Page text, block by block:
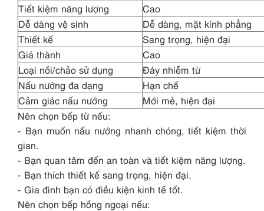
Tiết kiệm năng lượng
Cao
Dễ dàng vệ sinh
Dễ dàng, mặt kính phẳng
Thiết kế
Sang trọng, hiện đại
Giá thành
Cao
Loại nồi/chảo sử dụng
Đáy nhiễm từ
Nấu nướng đa dạng
Hạn chế
Cảm giác nấu nướng
Mới mẻ, hiện đại
Nên chọn bếp từ nếu:
- Bạn muốn nấu nướng nhanh chóng, tiết kiệm thời
gian.
- Bạn quan tâm đến an toàn và tiết kiệm năng lượng.
- Bạn thích thiết kế sang trọng, hiện đại.
- Gia đình bạn có điều kiện kinh tế tốt.
Nên chọn bếp hồng ngoại nếu: